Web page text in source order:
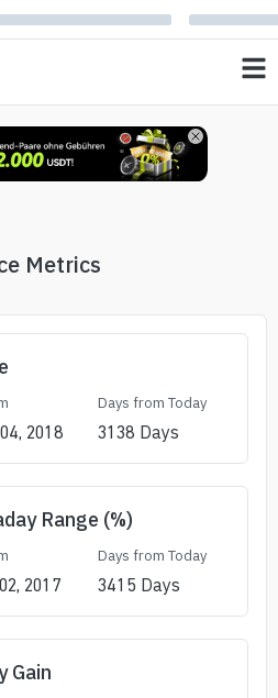
Metrics
2018
Days from Today
3138 Days
Range (%)
2017
Days from Today
3415 Days
Gain